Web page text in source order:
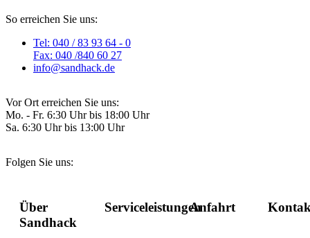
So erreichen Sie uns:
Tel: 040 / 83 93 64 - 0
Fax: 040 /840 60 27
info@sandhack.de
Vor Ort erreichen Sie uns:
Mo. - Fr. 6:30 Uhr bis 18:00 Uhr
Sa. 6:30 Uhr bis 13:00 Uhr
Folgen Sie uns:
Über
Sandhack
ServiceleistungenAnfahrt